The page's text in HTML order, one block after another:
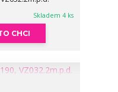
Skladem 4 ks
CHCI